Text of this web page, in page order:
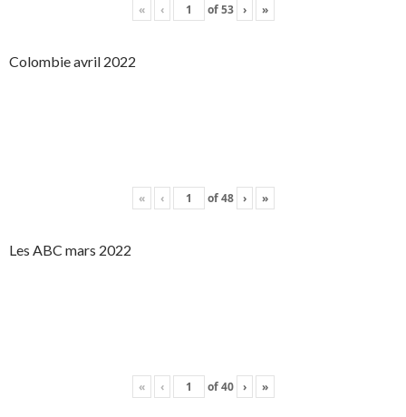
« ‹ of53 › »
Colombie avril 2022
« ‹ of48 › »
Les ABC mars 2022
« ‹ of40 › »